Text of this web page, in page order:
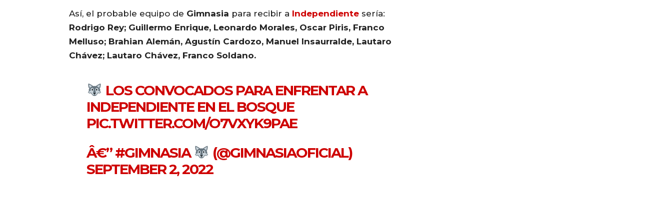
Así, el probable equipo de Gimnasia para recibir a Independiente sería:
Rodrigo Rey; Guillermo Enrique, Leonardo Morales, Oscar Piris, Franco
Melluso; Brahian Alemán, Agustín Cardozo, Manuel Insaurralde, Lautaro
Chávez; Lautaro Chávez, Franco Soldano.
LOS CONVOCADOS PARA ENFRENTAR A
INDEPENDIENTE EN EL BOSQUE
PIC.TWITTER.COM/O7VXYK9PAE
Â€” #GIMNASIA
(@GIMNASIAOFICIAL)
SEPTEMBER 2, 2022